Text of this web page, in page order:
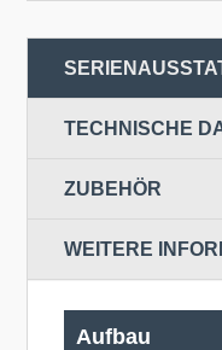
TECHNISCHE
ZUBEHÖR
WEITERE
Aufbau